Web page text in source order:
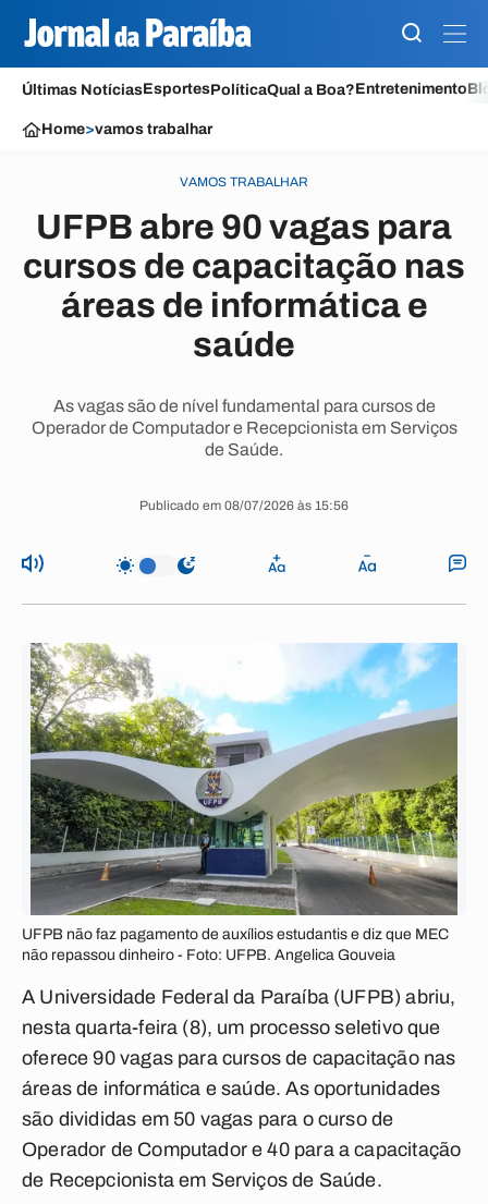
Últimas NotíciasEsportesPolíticaQual a Boa?Entretenimento
Home>vamos trabalhar
VAMOS TRABALHAR
UFPB abre 90 vagas para
cursos de capacitação nas
áreas de informática e
saúde
As vagas são de nível fundamental para cursos de
Operador de Computador e Recepcionista em Serviços
de Saúde.
Publicado em 08/07/2026 às 15:56
UFPB não faz pagamento de auxílios estudantis e diz que MEC
não repassou dinheiro - Foto: UFPB. Angelica Gouveia
A Universidade Federal da Paraíba (UFPB) abriu,
nesta quarta-feira (8), um processo seletivo que
oferece 90 vagas para cursos de capacitação nas
áreas de informática e saúde. As oportunidades
são divididas em 50 vagas para o curso de
Operador de Computador e 40 para a capacitação
de Recepcionista em Serviços de Saúde.